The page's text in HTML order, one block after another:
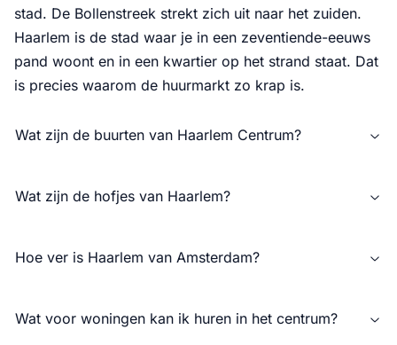
stad. De Bollenstreek strekt zich uit naar het zuiden.
Haarlem is de stad waar je in een zeventiende-eeuws
pand woont en in een kwartier op het strand staat. Dat
is precies waarom de huurmarkt zo krap is.
Wat zijn de buurten van Haarlem Centrum?
Wat zijn de hofjes van Haarlem?
Hoe ver is Haarlem van Amsterdam?
Wat voor woningen kan ik huren in het centrum?